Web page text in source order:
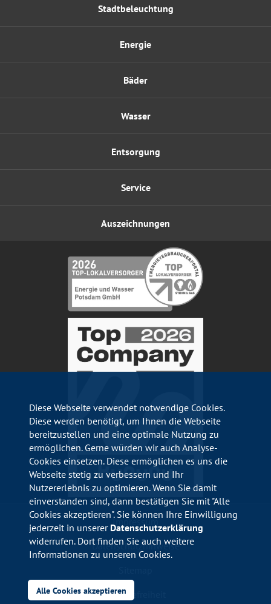
Energie
Wasser
Bäder
Entsorgung
Stadtbeleuchtung
Service
Auszeichnungen
Impressum
Datenschutzhinweise
Barrierefreiheit
Diese Webseite verwendet notwendige Cookies.
Diese werden benötigt, um Ihnen die Webseite
bereitzustellen und eine optimale Nutzung zu
ermöglichen. Gerne würden wir auch Analyse-
Cookies einsetzen. Diese ermöglichen es uns die
Webseite stetig zu verbessern und Ihr
Nutzererlebnis zu optimieren. Wenn Sie damit
einverstanden sind, dann bestätigen Sie mit "Alle
Cookies akzeptieren". Sie können Ihre Einwilligung
jederzeit in unserer Datenschutzerklärung
widerrufen. Dort finden Sie auch weitere
Informationen zu unseren Cookies.
Alle Cookies akzeptieren